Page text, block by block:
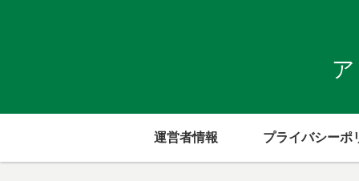
運営者情報 プライバシーポ